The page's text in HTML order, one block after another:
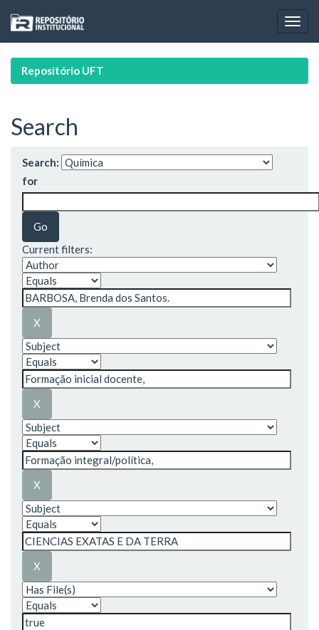
navigation
Repositório UFT
Search
Search:
for
Current filters: